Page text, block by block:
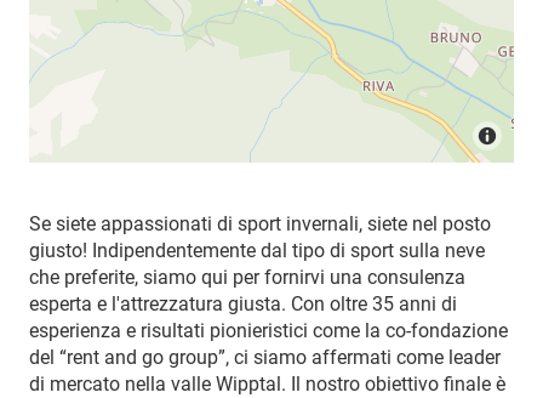
Se siete appassionati di sport invernali, siete nel posto
giusto! Indipendentemente dal tipo di sport sulla neve
che preferite, siamo qui per fornirvi una consulenza
esperta e l'attrezzatura giusta. Con oltre 35 anni di
esperienza e risultati pionieristici come la co-fondazione
del “rent and go group”, ci siamo affermati come leader
di mercato nella valle Wipptal. Il nostro obiettivo finale è